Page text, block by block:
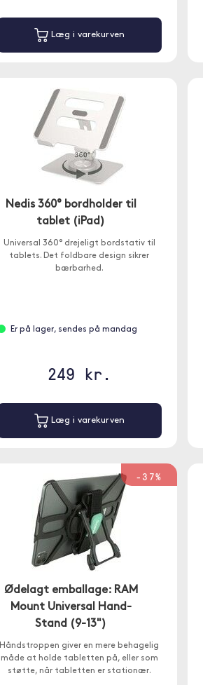
Læg i varekurven
Nedis 360° bordholder til
tablet (iPad)
Universal 360° drejeligt bordstativ til
tablets. Det foldbare design sikrer
bærbarhed.
Er på lager, sendes på mandag
249 kr.
Læg i varekurven
-37%
Ødelagt emballage: RAM
Mount Universal Hand-
Stand (9-13")
Håndstroppen giver en mere behagelig
måde at holde tabletten på, eller som
støtte, når tabletten er stationær.